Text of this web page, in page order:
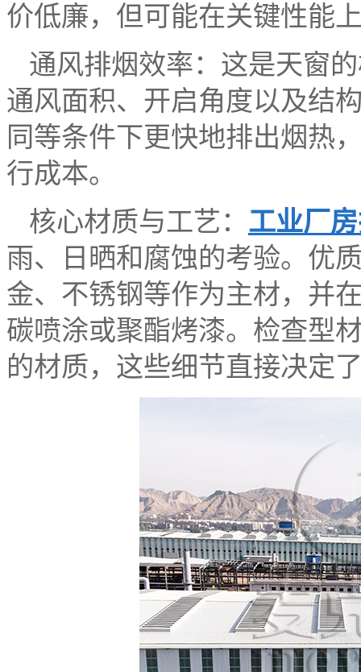
价低廉，但可能在关键性能
通风排烟效率：这是天窗
通风面积、开启角度以及结
同等条件下更快地排出烟热
行成本。
核心材质与工艺： 工业厂
雨、日晒和腐蚀的考验。优
金、不锈钢等作为主材，并
碳喷涂或聚酯烤漆。检查型
的材质，这些细节直接决定